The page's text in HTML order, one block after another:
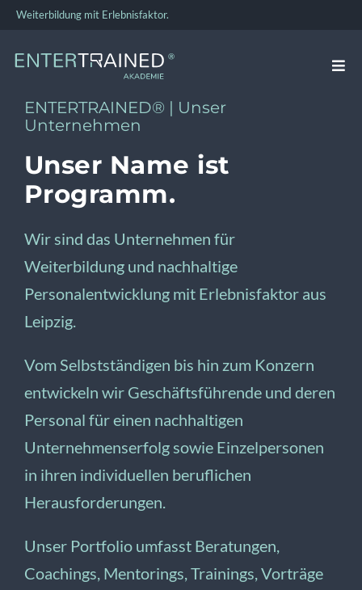
Zum
springen
Weiterbildung mit Erlebnisfaktor.
VERKAUFSTRAINING
FÜHRUNGSKRÄFTE-TRAINING
TEAMBUILDING
BUSINESS COACHING
ENTERTRAINED® | Unser
Unternehmen
Unser Name ist
Programm.
Wir sind das Unternehmen für
Weiterbildung und nachhaltige
Personalentwicklung mit Erlebnisfaktor aus
Leipzig.
Vom Selbstständigen bis hin zum Konzern
entwickeln wir Geschäftsführende und deren
Personal für einen nachhaltigen
Unternehmenserfolg sowie Einzelpersonen
in ihren individuellen beruflichen
Herausforderungen.
Unser Portfolio umfasst Beratungen,
Coachings, Mentorings, Trainings, Vorträge